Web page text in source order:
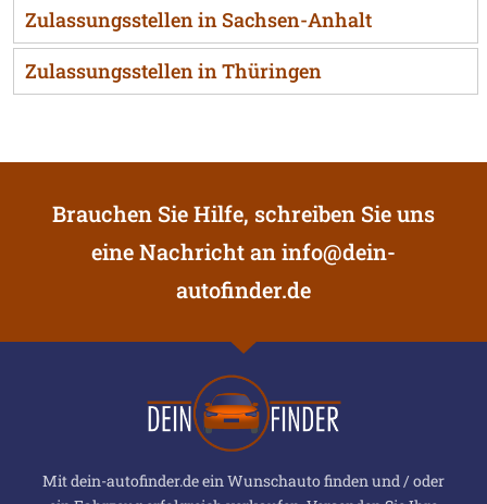
Zulassungsstellen in Sachsen-Anhalt
Zulassungsstellen in Thüringen
Brauchen Sie Hilfe, schreiben Sie uns
eine Nachricht aninfo@dein-
autofinder.de
Mit dein-autofinder.de ein Wunschauto finden und / oder